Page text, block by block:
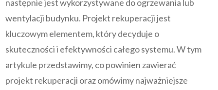
następnie jest wykorzystywane do ogrzewania lub
wentylacji budynku. Projekt rekuperacji jest
kluczowym elementem, który decyduje o
skuteczności i efektywności całego systemu. W tym
artykule przedstawimy, co powinien zawierać
projekt rekuperacji oraz omówimy najważniejsze